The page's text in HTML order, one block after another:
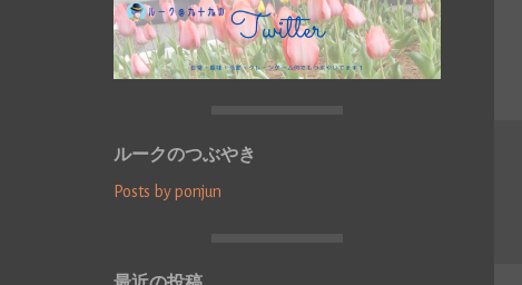
ルークのつぶやき
Posts by ponjun